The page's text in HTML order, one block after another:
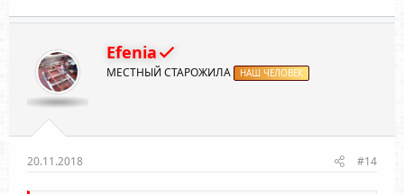
Efenia
МЕСТНЫЙ СТАРОЖИЛА НАШ ЧЕЛОВЕК
20.11.2018 #14